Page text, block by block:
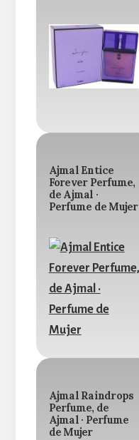
Ajmal Entice
Forever Perfume,
de Ajmal ·
Perfume de Mujer
Ajmal Raindrops
Perfume, de
Ajmal · Perfume
de Mujer